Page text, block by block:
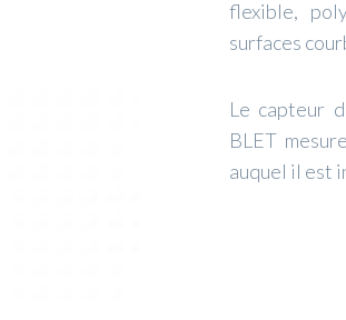
flexible,
surfaces
Le capteur
BLET
auquel il est